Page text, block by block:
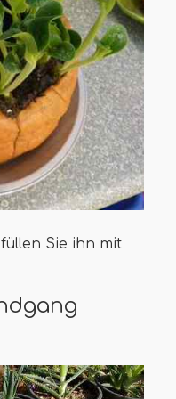
Sie ihn mit